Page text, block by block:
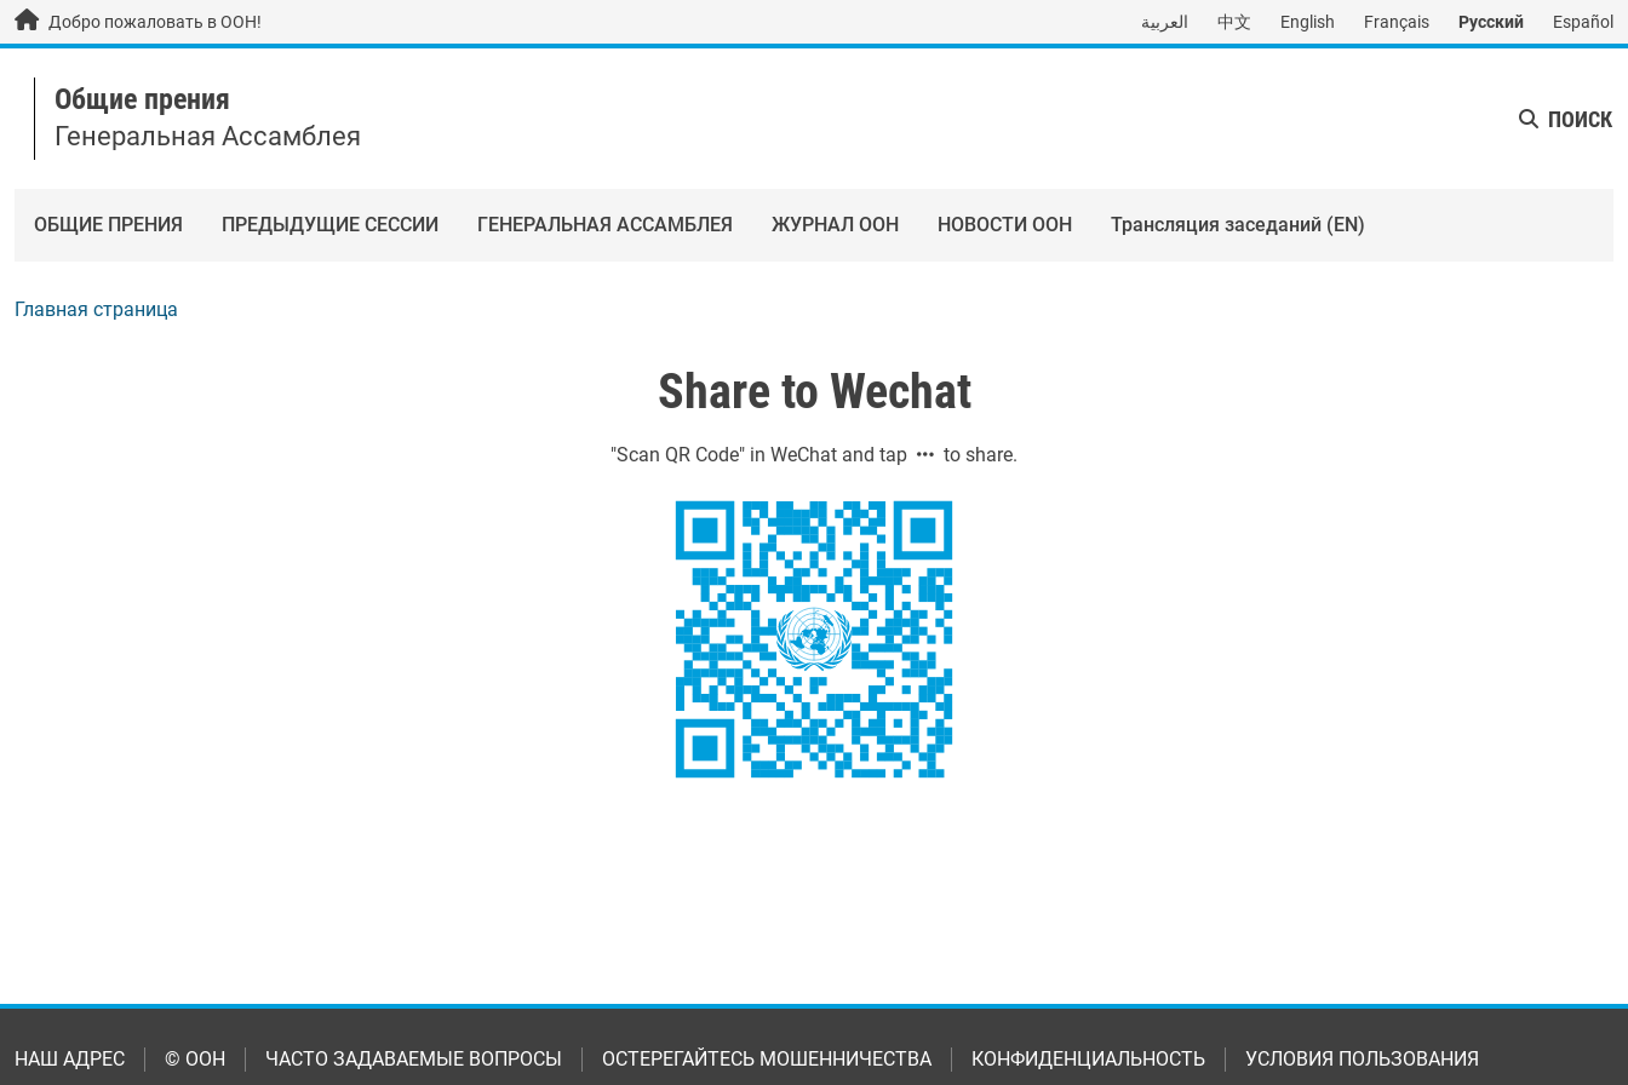
Skip to main content / navigation
Добро пожаловать в ООН! العربية 中文 English Français Русский Español
Общие прения
Генеральная Ассамблея
ПОИСК
ОБЩИЕ ПРЕНИЯ ПРЕДЫДУЩИЕ СЕССИИ ГЕНЕРАЛЬНАЯ АССАМБЛЕЯ ЖУРНАЛ ООН НОВОСТИ ООН Трансляция заседаний (EN)
Главная страница
Share to Wechat
"Scan QR Code" in WeChat and tap to share.
НАШ АДРЕС © ООН ЧАСТО ЗАДАВАЕМЫЕ ВОПРОСЫ ОСТЕРЕГАЙТЕСЬ МОШЕННИЧЕСТВА КОНФИДЕНЦИАЛЬНОСТЬ УСЛОВИЯ ПОЛЬЗОВАНИЯ